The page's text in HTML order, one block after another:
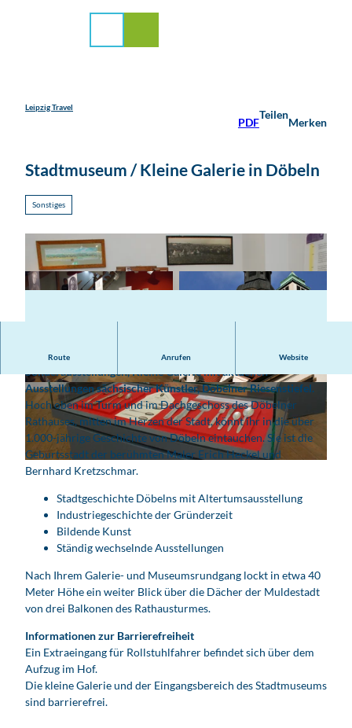
Leipzig Travel
PDF
Teilen
Merken
Stadtmuseum / Kleine Galerie in Döbeln
Sonstiges
© SV Döbeln | KI-optimiert
© SV Döbeln | KI-optimiert © Wolfgang Siesing | KI-optimiert
Route Anrufen Website
Dauerausstellung zur Stadtgeschichte, wechselnde
Sonderausstellungen, Kleine Galerie mit aktuellen
Ausstellungen sächsischer Künstler, Döbelner Riesenstiefel.
Hoch oben im Turm und im Dachgeschoss des Döbelner
Rathauses, mitten im Herzen der Stadt, könnt ihr in die über
1.000-jährige Geschichte von Döbeln eintauchen. Sie ist die
Geburtsstadt der berühmten Maler Erich Heckel und
Bernhard Kretzschmar.
Stadtgeschichte Döbelns mit Altertumsausstellung
Industriegeschichte der Gründerzeit
Bildende Kunst
Ständig wechselnde Ausstellungen
Nach Ihrem Galerie- und Museumsrundgang lockt in etwa 40
Meter Höhe ein weiter Blick über die Dächer der Muldestadt
von drei Balkonen des Rathausturmes.
Informationen zur Barrierefreiheit
Ein Extraeingang für Rollstuhlfahrer befindet sich über dem
Aufzug im Hof.
Die kleine Galerie und der Eingangsbereich des Stadtmuseums
sind barrierefrei.